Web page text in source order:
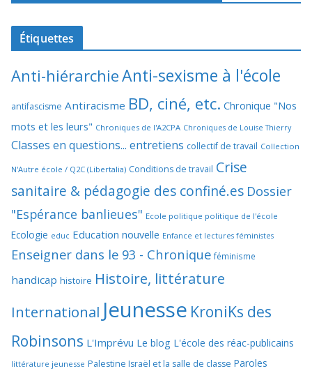
Étiquettes
Anti-hiérarchieAnti-sexisme à l'école
antifascisme Antiracisme BD, ciné, etc. Chronique "Nos
mots et les leurs" Chroniques de l'A2CPA Chroniques de Louise Thierry
Classes en questions... entretiens collectif de travail Collection
N'Autre école / Q2C (Libertalia) Conditions de travail Crise
sanitaire & pédagogie des confiné.es Dossier
"Espérance banlieues" Ecole politique politique de l'école
Ecologie educ Education nouvelle Enfance et lectures féministes
Enseigner dans le 93 - Chronique féminisme
handicap histoire Histoire, littérature
International Jeunesse KroniKs des
Robinsons L'Imprévu Le blog L'école des réac-publicains
littérature jeunesse Palestine Israël et la salle de classe Paroles